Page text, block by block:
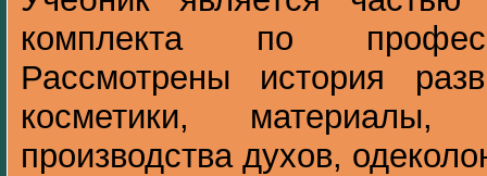
комплекта по
Рассмотрены история
косметики, материалы,
производства духов,